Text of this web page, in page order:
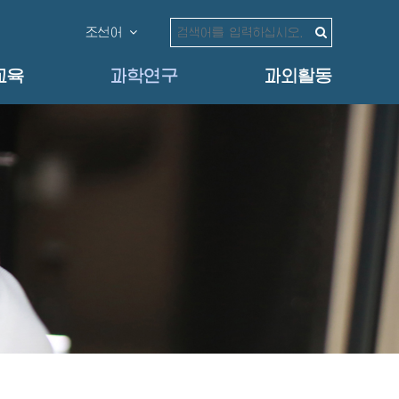
조선어
육 과학연구 과외활동